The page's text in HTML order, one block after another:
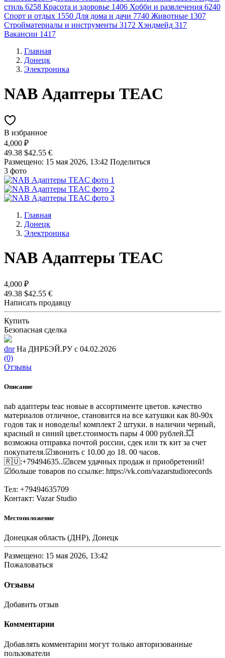
стиль 6258 Красота и здоровье 1406 Хобби и развлечения 6240
Спорт и отдых 1550 Для дома и дачи 7740 Животные 1307
Стройматериалы и инструменты 3172 Хэндмейд 317
Вакансии 1417
Главная
Донецк
Электроника
NAB Адаптеры TEAC
В избранное
4,000 ₽
49.38 $42.55 €
Размещено: 15 мая 2026, 13:42 Поделиться
3 фото
Главная
Донецк
Электроника
NAB Адаптеры TEAC
4,000 ₽
49.38 $42.55 €
Написать продавцу
Купить
Безопасная сделка
dnr На ДНРБЭЙ.РУ с 04.02.2026
(0)
Отзывы
Описание
nab адаптеры teac новые в ассортименте цветов. качество
материалов отличное, становится на все катушки как 80-90х
годов так и новоделы! комплект 2 штуки. в наличии черный,
красный и синий цвет.стоимость пары 4 000 рублей.💥
возможна отправка почтой россии, сдек или тк кит за счет
покупателя.☑звонить с 10.00 до 18. 00 часов.
🇷🇺:+79494635..☑всем удачных продаж и приобретений!
☑больше товаров по ссылке: https://vk.com/vazarstudiorecords
Тел: +79494635709
Контакт: Vazar Studio
Местоположение
Донецкая область (ДНР), Донецк
Размещено: 15 мая 2026, 13:42
Пожаловаться
Отзывы
Добавить отзыв
Комментарии
Добавлять комментарии могут только авторизованные
пользователи